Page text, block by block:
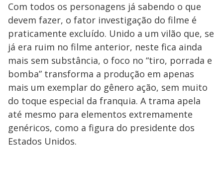
Com todos os personagens já sabendo o que
devem fazer, o fator investigação do filme é
praticamente excluído. Unido a um vilão que, se
já era ruim no filme anterior, neste fica ainda
mais sem substância, o foco no “tiro, porrada e
bomba” transforma a produção em apenas
mais um exemplar do gênero ação, sem muito
do toque especial da franquia. A trama apela
até mesmo para elementos extremamente
genéricos, como a figura do presidente dos
Estados Unidos.